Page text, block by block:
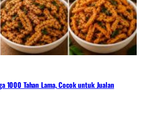
1000 Tahan Lama, Cocok untuk Jualan